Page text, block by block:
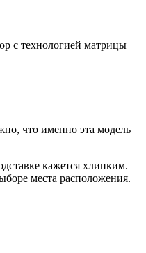
с технологией матрицы
что именно эта модель
кажется хлипким.
места расположения.